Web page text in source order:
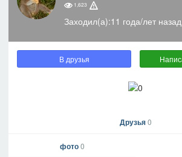
1,623
Заходил(а):11 года/лет назад
В друзья
Друзья0
фото0